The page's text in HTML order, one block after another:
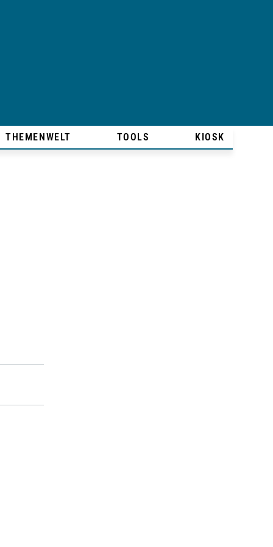
THEMENWELT TOOLS KIOSK